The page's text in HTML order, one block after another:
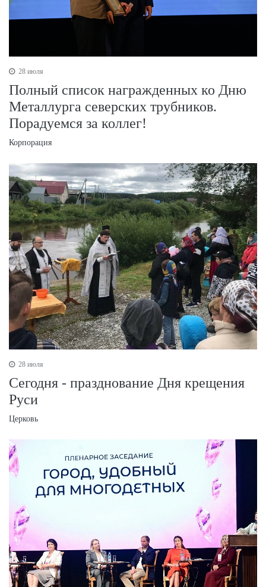
28 июля
Полный список награжденных ко Дню
Металлурга северских трубников.
Порадуемся за коллег!
Корпорация
28 июля
Сегодня - празднование Дня крещения
Руси
Церковь